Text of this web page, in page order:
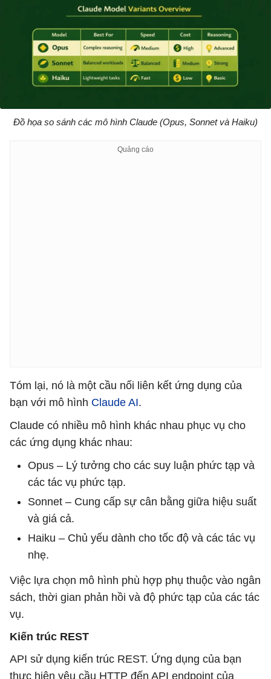
Đồ họa so sánh các mô hình Claude (Opus, Sonnet và Haiku)
Tóm lại, nó là một cầu nối liên kết ứng dụng của
bạn với mô hình Claude AI.
Claude có nhiều mô hình khác nhau phục vụ cho
các ứng dụng khác nhau:
Opus – Lý tưởng cho các suy luận phức tạp và
các tác vụ phức tạp.
Sonnet – Cung cấp sự cân bằng giữa hiệu suất
và giá cả.
Haiku – Chủ yếu dành cho tốc độ và các tác vụ
nhẹ.
Việc lựa chọn mô hình phù hợp phụ thuộc vào ngân
sách, thời gian phản hồi và độ phức tạp của các tác
vụ.
Kiến trúc REST
API sử dụng kiến ​​trúc REST. Ứng dụng của bạn
thực hiện yêu cầu HTTP đến API endpoint của